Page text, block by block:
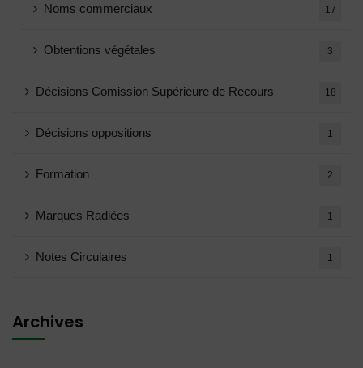
Noms commerciaux 17
Obtentions végétales 3
Décisions Comission Supérieure de Recours 18
Décisions oppositions 1
Formation 2
Marques Radiées 1
Notes Circulaires 1
Archives